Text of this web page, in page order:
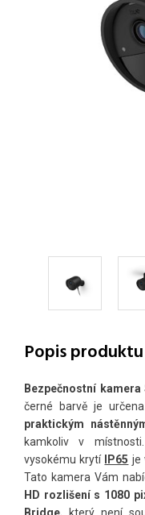
Popis produktu
Bezpečnostní kamera
černé barvě je
praktickým
kamkoliv v
vysokému krytí
IP65 je
Tato kamera Vám
HD rozlišení s 1080